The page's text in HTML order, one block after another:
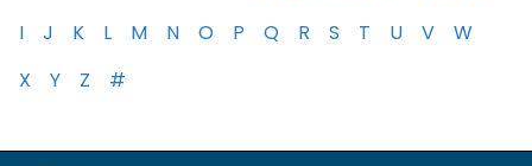
I
J K L M N O P Q R S T U V
W
X
Y Z #